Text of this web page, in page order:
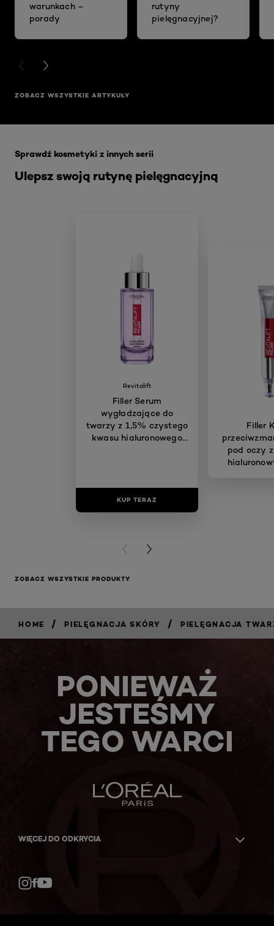
warunkach –
porady
rutyny
pielęgnacyjnej?
PREVIOUS CARD
NEXT CARD
ZOBACZ WSZYSTKIE ARTYKUŁY
Ulepsz swoją rutynę pielęgnacyjną
Sprawdź kosmetyki z innych serii
Revitalift
Filler Serum
wygładzające do
twarzy z 1,5% czystego
kwasu hialuronowego
KUP TERAZ
Filler
pod oczy
PREVIOUS CARD
NEXT CARD
ZOBACZ WSZYSTKIE PRODUKTY
HOME / PIELĘGNACJA SKÓRY / PIELĘGNACJA
PONIEWAŻ
JESTEŚMY
TEGO WARCI
WIĘCEJ DO ODKRYCIA